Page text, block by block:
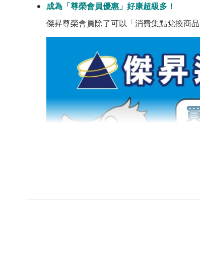
成為「尊榮會員優惠」好康超級多！
傑昇尊榮會員除了可以「消費集點兌換商